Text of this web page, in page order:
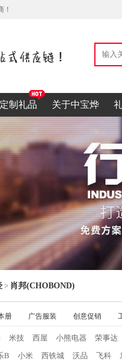
！
定制礼品 关于中宝烨
> 肖邦(CHOBOND)
册 广告服装 创意促销
米技 西屋 小熊电器 荣事达
B 小米 西铁城 沃品 飞科